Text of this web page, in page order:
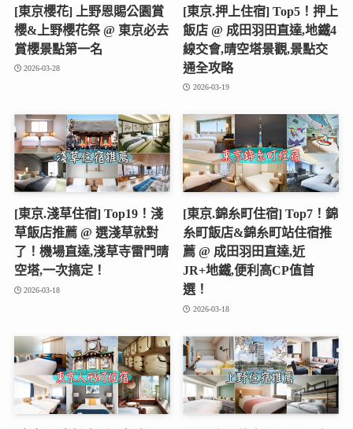
[東京櫻花] 上野恩賜公園賞
櫻&上野櫻花祭 @ 東京必去
賞櫻景點第一名
2026-03-28
[東京.押上住宿] Top5！押上
飯店 @ 成田羽田直達,地鐵4
線交會,晴空塔景觀,景點交
通全攻略
2026-03-19
[東京.淺草住宿] Top19！淺
草飯店推薦 @ 選淺草就對
了！機場直達,淺草寺雷門晴
空塔,一次搞定！
2026-03-18
[東京.錦糸町住宿] Top7！錦
糸町飯店&錦糸町站住宿推
薦 @ 成田羽田直達,近
JR+地鐵,便利高CP值首
選！
2026-03-18